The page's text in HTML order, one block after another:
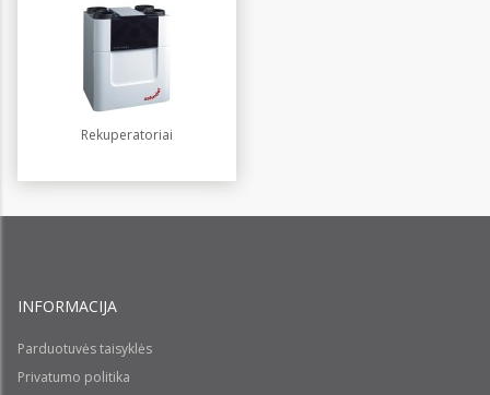
Rekuperatoriai
INFORMACIJA
Parduotuvės taisyklės
Privatumo politika